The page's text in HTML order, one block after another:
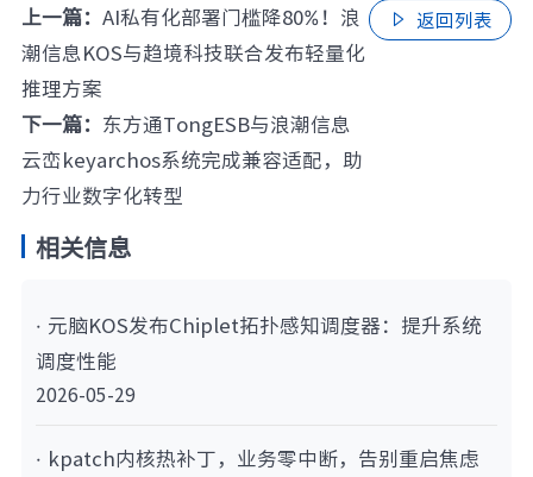
上一篇： AI私有化部署门槛降80%！浪
潮信息KOS与趋境科技联合发布轻量化
推理方案
下一篇： 东方通TongESB与浪潮信息
云峦keyarchos系统完成兼容适配，助
力行业数字化转型
 返回列表
相关信息
· 元脑KOS发布Chiplet拓扑感知调度器：提升系统
调度性能
2026-05-29
· kpatch内核热补丁，业务零中断，告别重启焦虑